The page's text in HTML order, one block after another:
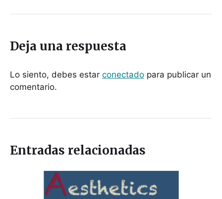
Deja una respuesta
Lo siento, debes estar conectado para publicar un
comentario.
Entradas relacionadas